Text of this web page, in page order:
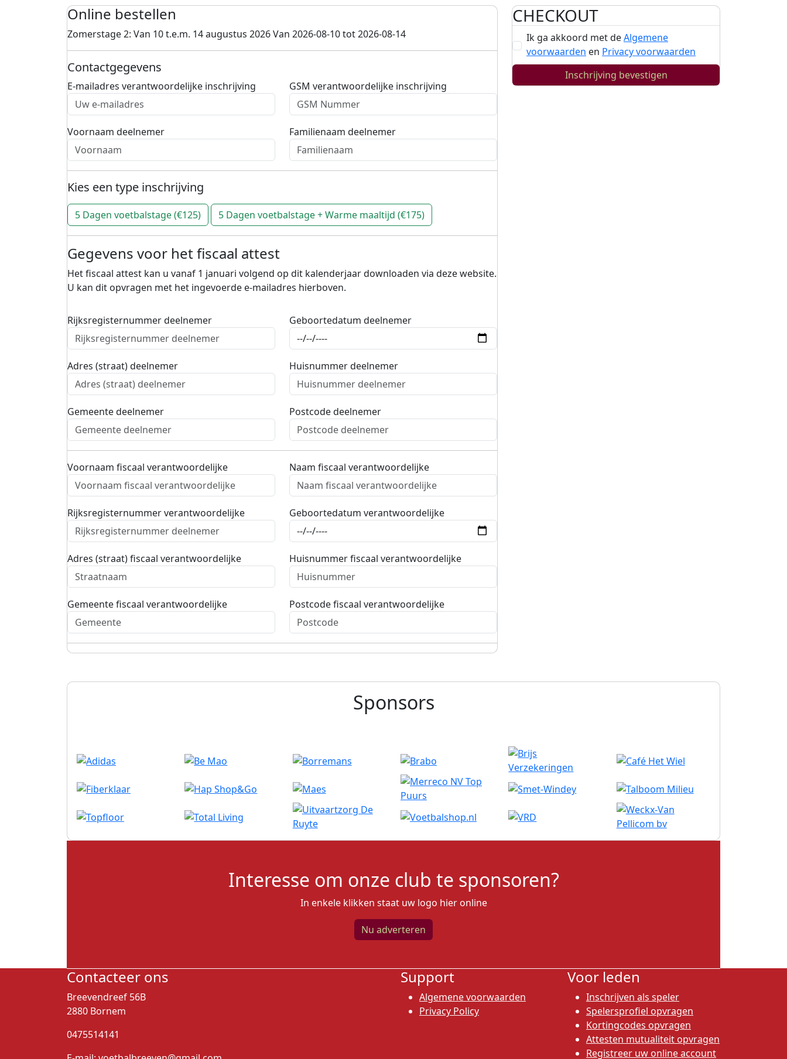
Online bestellen
Zomerstage 2: Van 10 t.e.m. 14 augustus 2026 Van 2026-08-10 tot 2026-08-14
Contactgegevens
E-mailadres verantwoordelijke inschrijving GSM verantwoordelijke inschrijving
Voornaam deelnemer Familienaam deelnemer
Kies een type inschrijving
5 Dagen voetbalstage (€125) 5 Dagen voetbalstage + Warme maaltijd (€175)
Gegevens voor het fiscaal attest
Het fiscaal attest kan u vanaf 1 januari volgend op dit kalenderjaar downloaden via deze website.
U kan dit opvragen met het ingevoerde e-mailadres hierboven.
Rijksregisternummer deelnemer Geboortedatum deelnemer
Adres (straat) deelnemer Huisnummer deelnemer
Gemeente deelnemer Postcode deelnemer
Voornaam fiscaal verantwoordelijke Naam fiscaal verantwoordelijke
Rijksregisternummer verantwoordelijke Geboortedatum verantwoordelijke
Adres (straat) fiscaal verantwoordelijke Huisnummer fiscaal verantwoordelijke
Gemeente fiscaal verantwoordelijke Postcode fiscaal verantwoordelijke
CHECKOUT
Ik ga akkoord met deAlgemene
voorwaarden en Privacy voorwaarden
Inschrijving bevestigen
Sponsors
Interesse om onze club te sponsoren?
In enkele klikken staat uw logo hier online
Nu adverteren
Contacteer ons
Breevendreef 56B
2880 Bornem
0475514141
Support
Algemene voorwaarden
Privacy Policy
Voor leden
Inschrijven als speler
Spelersprofiel opvragen
Kortingcodes opvragen
Attesten mutualiteit opvragen
Registreer uw online account